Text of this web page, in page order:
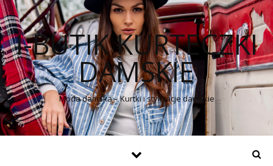
I-BUTIK KURTECZKI
DAMSKIE
Moda damska – Kurtki i stylizacje damskie